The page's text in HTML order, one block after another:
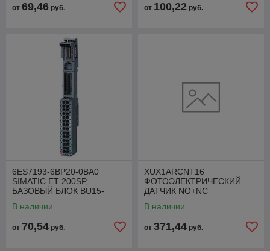
от 69,46 руб. от 100,22 руб.
6ES7193-6BP20-0BA0
SIMATIC ET 200SP,
БАЗОВЫЙ БЛОК BU15-
ВТЫЧНЫЕ КЛЕММЫ, С 10
В наличии
от 70,54 руб.
XUX1ARCNT16
ФОТОЭЛЕКТРИЧЕСКИЙ
ДАТЧИК NO+NC
В наличии
от 371,44 руб.